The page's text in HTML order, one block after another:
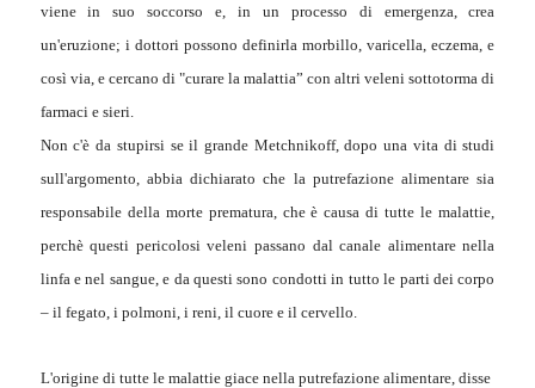
viene in suo soccorso e, in un processo di emergenza, crea
un'eruzione; i dottori possono definirla morbillo, varicella, eczema, e
così via, e cercano di "curare la malattia” con altri veleni sottotorma di
farmaci e sieri.
Non c'è da stupirsi se il grande Metchnikoff, dopo una vita di studi
sull'argomento, abbia dichiarato che la putrefazione alimentare sia
responsabile della morte prematura, che è causa di tutte le malattie,
perchè questi pericolosi veleni passano dal canale alimentare nella
linfa e nel sangue, e da questi sono condotti in tutto le parti dei corpo
– il fegato, i polmoni, i reni, il cuore e il cervello.
L'origine di tutte le malattie giace nella putrefazione alimentare, disse